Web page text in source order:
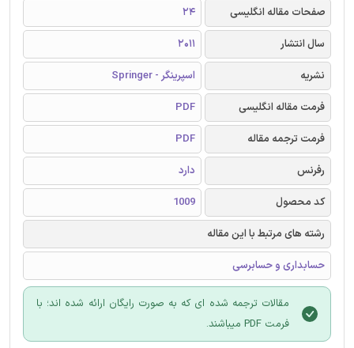
صفحات مقاله انگلیسی
24
سال انتشار
2011
نشریه
اسپرینگر - Springer
فرمت مقاله انگلیسی
PDF
فرمت ترجمه مقاله
PDF
رفرنس
دارد
کد محصول
1009
رشته های مرتبط با این مقاله
حسابداری و حسابرسی
مقالات ترجمه شده ای که به صورت رایگان ارائه شده اند؛ با
فرمت PDF میباشند.